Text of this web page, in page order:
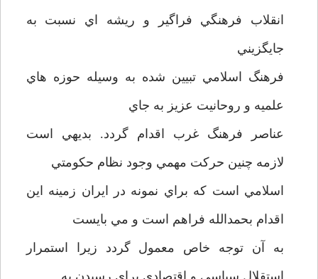
انقلاب فرهنگي فراگير و ريشه اي نسبت به
جايگزيني
فرهنگ اسلامي تبيين شده به وسيله حوزه هاي
علميه و روحانيت عزيز به جاي
عناصر فرهنگ غرب اقدام گردد. بديهي است
لازمه چنين حرکت مهمي وجود نظام حکومتي
اسلامي است که براي نمونه در ايران زمينه اين
اقدام بحمدالله فراهم است و مي بايست
به آن توجه خاص معمول گردد زيرا استمرار